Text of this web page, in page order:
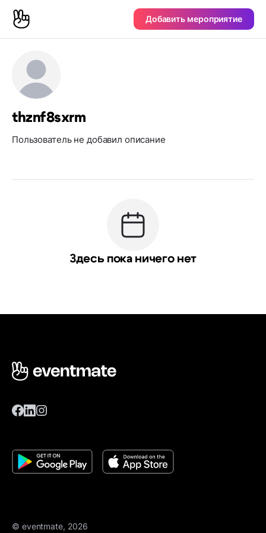
Добавить мероприятие
thznf8sxrm
Пользователь не добавил описание
Здесь пока ничего нет
© eventmate, 2026